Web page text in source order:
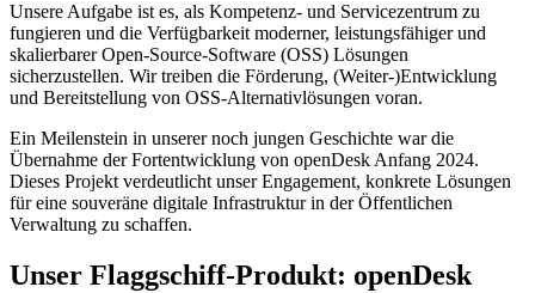
Unsere Aufgabe ist es, als Kompetenz- und Servicezentrum zu
fungieren und die Verfügbarkeit moderner, leistungsfähiger und
skalierbarer Open-Source-Software (OSS) Lösungen
sicherzustellen. Wir treiben die Förderung, (Weiter-)Entwicklung
und Bereitstellung von OSS-Alternativlösungen voran.
Ein Meilenstein in unserer noch jungen Geschichte war die
Übernahme der Fortentwicklung von openDesk Anfang 2024.
Dieses Projekt verdeutlicht unser Engagement, konkrete Lösungen
für eine souveräne digitale Infrastruktur in der Öffentlichen
Verwaltung zu schaffen.
Unser Flaggschiff-Produkt: openDesk